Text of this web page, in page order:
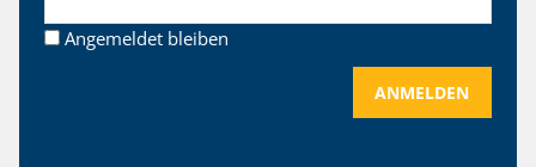
Angemeldet bleiben
ANMELDEN